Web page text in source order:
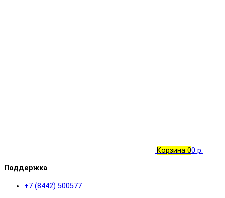
Корзина 00 р.
Поддержка
+7 (8442) 500577